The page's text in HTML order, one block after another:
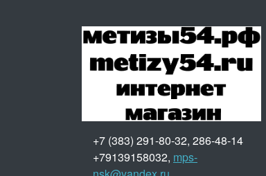
+7 (383) 291-80-32, 286-48-14
+79139158032, mps-